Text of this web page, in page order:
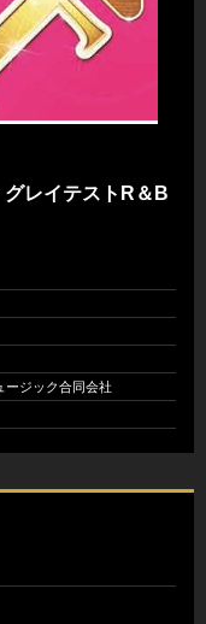
レイテストR＆B
ージック合同会社